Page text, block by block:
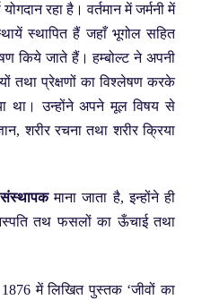
रहा है। वर्तमान में जर्मनी में
स्थापित हैं जहाँ भूगोल सहित
किये जाते हैं। हम्बोल्ट ने अपनी
तथा प्रेक्षणों का विश्लेषण करके
था। उन्होंने अपने मूल विषय से
शरीर रचना तथा शरीर क्रिया
माना जाता है, इन्होंने ही
तथ फसलों का ऊँचाई तथा
में लिखित पुस्तक ‘जीवों का